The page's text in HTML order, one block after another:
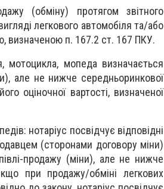
(обміну) протягом звітного
легкового автомобіля та/або
визначеною п. 167.2 ст. 167 ПКУ.
мотоцикла, мопеда визначається
але не нижче середньоринкової
оціночної вартості, визначеної
нотаріус посвідчує відповідні
(сторонами договору міни)
продажу (міни), але не нижче
при продажу/обміні легкових